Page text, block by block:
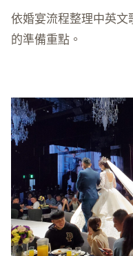
依婚宴流程整理中英
的準備重點。